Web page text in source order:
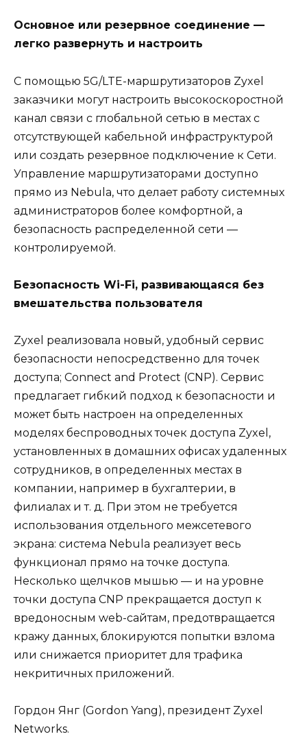
Основное или резервное соединение —
легко развернуть и настроить
С помощью 5G/LTE-маршрутизаторов Zyxel
заказчики могут настроить высокоскоростной
канал связи с глобальной сетью в местах с
отсутствующей кабельной инфраструктурой
или создать резервное подключение к Сети.
Управление маршрутизаторами доступно
прямо из Nebula, что делает работу системных
администраторов более комфортной, а
безопасность распределенной сети —
контролируемой.
Безопасность Wi-Fi, развивающаяся без
вмешательства пользователя
Zyxel реализовала новый, удобный сервис
безопасности непосредственно для точек
доступа; Connect and Protect (CNP). Сервис
предлагает гибкий подход к безопасности и
может быть настроен на определенных
моделях беспроводных точек доступа Zyxel,
установленных в домашних офисах удаленных
сотрудников, в определенных местах в
компании, например в бухгалтерии, в
филиалах и т. д. При этом не требуется
использования отдельного межсетевого
экрана: система Nebula реализует весь
функционал прямо на точке доступа.
Несколько щелчков мышью — и на уровне
точки доступа CNP прекращается доступ к
вредоносным web-сайтам, предотвращается
кражу данных, блокируются попытки взлома
или снижается приоритет для трафика
некритичных приложений.
Гордон Янг (Gordon Yang), президент Zyxel
Networks.